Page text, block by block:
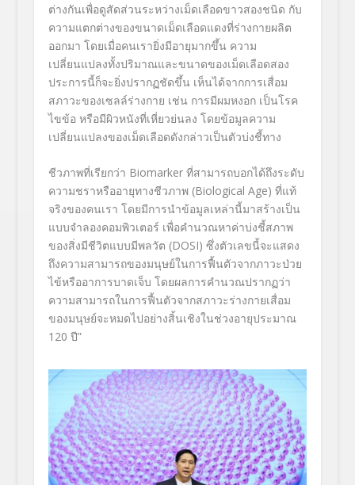
ต่างกันเพื่อดูสัดส่วนระหว่างเม็ดเลือดขาวสองชนิด กับ
ความแตกต่างของขนาดเม็ดเลือดแดงที่ร่างกายผลิต
ออกมา โดยเมื่อคนเรายิ่งมีอายุมากขึ้น ความ
เปลี่ยนแปลงทั้งปริมาณและขนาดของเม็ดเลือดสอง
ประการนี้ก็จะยิ่งปรากฏชัดขึ้น เห็นได้จากการเสื่อม
สภาวะของเซลล์ร่างกาย เช่น การมีผมหงอก เป็นโรค
ไขข้อ หรือมีผิวหนังที่เหี่ยวย่นลง โดยข้อมูลความ
เปลี่ยนแปลงของเม็ดเลือดดังกล่าวเป็นตัวบ่งชี้ทาง
ชีวภาพที่เรียกว่า Biomarker ที่สามารถบอกได้ถึงระดับ
ความชราหรืออายุทางชีวภาพ (Biological Age) ที่แท้
จริงของคนเรา โดยมีการนำข้อมูลเหล่านี้มาสร้างเป็น
แบบจำลองคอมพิวเตอร์ เพื่อคำนวณหาค่าบ่งชี้สภาพ
ของสิ่งมีชีวิตแบบมีพลวัต (DOSI) ซึ่งตัวเลขนี้จะแสดง
ถึงความสามารถของมนุษย์ในการฟื้นตัวจากภาวะป่วย
ไข้หรืออาการบาดเจ็บ โดยผลการคำนวณปรากฏว่า
ความสามารถในการฟื้นตัวจากสภาวะร่างกายเสื่อม
ของมนุษย์จะหมดไปอย่างสิ้นเชิงในช่วงอายุประมาณ
120 ปี”